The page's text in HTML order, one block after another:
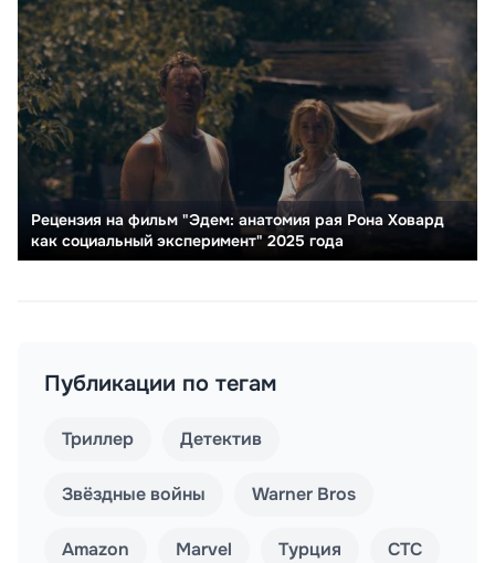
Рецензия на фильм "Эдем: анатомия рая Рона Ховард
как социальный эксперимент" 2025 года
Публикации по тегам
Триллер Детектив
Звёздные войны Warner Bros
Amazon Marvel Турция СТС